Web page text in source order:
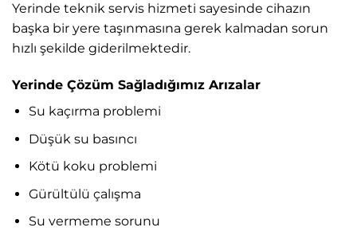
Yerinde teknik servis hizmeti sayesinde cihazın
başka bir yere taşınmasına gerek kalmadan sorun
hızlı şekilde giderilmektedir.
Yerinde Çözüm Sağladığımız Arızalar
Su kaçırma problemi
Düşük su basıncı
Kötü koku problemi
Gürültülü çalışma
Su vermeme sorunu